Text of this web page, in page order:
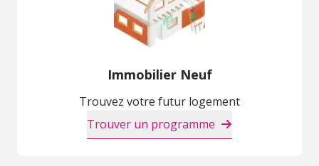
Immobilier Neuf
Trouvez votre futur logement
Trouver un programme